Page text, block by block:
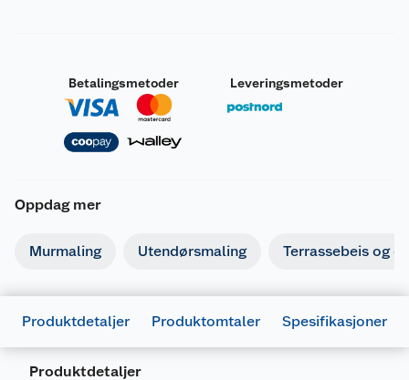
Betalingsmetoder Leveringsmetoder
Oppdag mer
Murmaling Utendørsmaling Terrassebeis og
Produktdetaljer Produktomtaler Spesifikasjoner
Produktdetaljer